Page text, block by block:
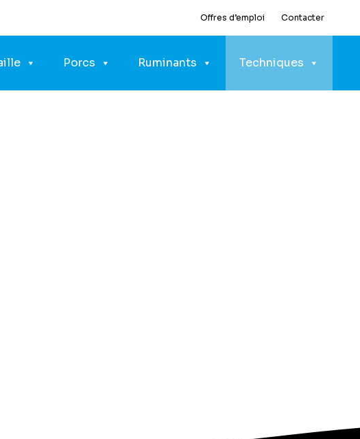
Offres d’emploi Contacter
Porcs Ruminants Techniques